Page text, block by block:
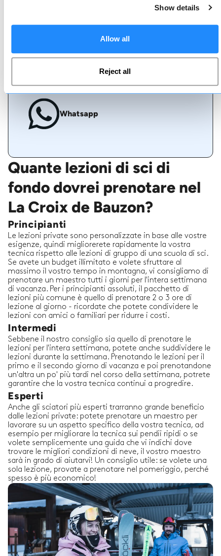
Show details
Allow all
Reject all
Whatsapp
Quante lezioni di sci di
fondo dovrei prenotare nel
La Croix de Bauzon?
Principianti
Le lezioni private sono personalizzate in base alle vostre
esigenze, quindi migliorerete rapidamente la vostra
tecnica rispetto alle lezioni di gruppo di una scuola di sci.
Se avete un budget illimitato e volete sfruttare al
massimo il vostro tempo in montagna, vi consigliamo di
prenotare un maestro tutti i giorni per l'intera settimana
di vacanza. Per i principianti assoluti, il pacchetto di
lezioni più comune è quello di prenotare 2 o 3 ore di
lezione al giorno - ricordate che potete condividere le
lezioni con amici o familiari per ridurre i costi.
Intermedi
Sebbene il nostro consiglio sia quello di prenotare le
lezioni per l'intera settimana, potete anche suddividere le
lezioni durante la settimana. Prenotando le lezioni per il
primo e il secondo giorno di vacanza e poi prenotandone
un'altra un po' più tardi nel corso della settimana, potrete
garantire che la vostra tecnica continui a progredire.
Esperti
Anche gli sciatori più esperti trarranno grande beneficio
dalle lezioni private: potete prenotare un maestro per
lavorare su un aspetto specifico della vostra tecnica, ad
esempio per migliorare la tecnica sui pendii ripidi o se
volete semplicemente una guida che vi indichi dove
trovare le migliori condizioni di neve, il vostro maestro
sarà in grado di aiutarvi! Un consiglio utile: se volete una
sola lezione, provate a prenotare nel pomeriggio, perché
spesso è più economico!